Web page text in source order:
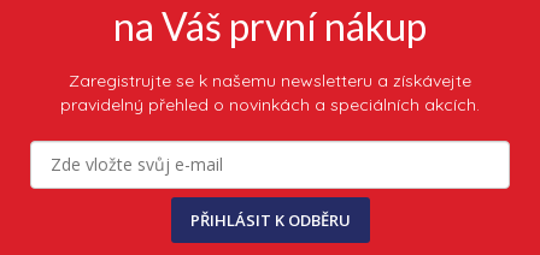
na Váš první nákup
Zaregistrujte se k našemu newsletteru a získávejte
pravidelný přehled o novinkách a speciálních akcích.
PŘIHLÁSIT K ODBĚRU